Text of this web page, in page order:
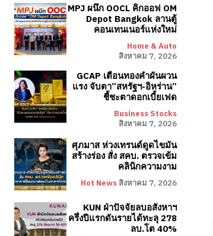
MPJ ผนึก OOCL คิกออฟ OM
Depot Bangkok ลานตู้
คอนเทนเนอร์แห่งใหม่
Home & Auto
สิงหาคม 7, 2026
GCAP เตือนทองคำผันผวน
แรง จับตา”สหรัฐฯ-อิหร่าน”
ชี้ชะตาดอกเบี้ยเฟด
Business Stocks
สิงหาคม 7, 2026
ศุภมาส ห่วงเทรนด์ดูดไขมัน
สร้างร่อง สั่ง สคบ. ตรวจเข้ม
คลินิกความงาม
Hot News สิงหาคม 7, 2026
KUN ฝ่าปัจจัยลบอสังหาฯ
ครึ่งปีแรกดันรายได้ทะลุ 278
ลบ.โต 40%